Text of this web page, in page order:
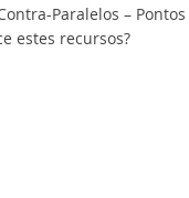
Paralelos –
estes recursos?